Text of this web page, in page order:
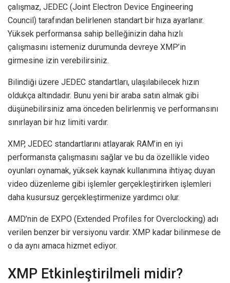
çalışmaz, JEDEC (Joint Electron Device Engineering
Council) tarafından belirlenen standart bir hıza ayarlanır.
Yüksek performansa sahip belleğinizin daha hızlı
çalışmasını istemeniz durumunda devreye XMP’in
girmesine izin verebilirsiniz.
Bilindiği üzere JEDEC standartları, ulaşılabilecek hızın
oldukça altındadır. Bunu yeni bir araba satın almak gibi
düşünebilirsiniz ama önceden belirlenmiş ve performansını
sınırlayan bir hız limiti vardır.
XMP, JEDEC standartlarını atlayarak RAM’in en iyi
performansta çalışmasını sağlar ve bu da özellikle video
oyunları oynamak, yüksek kaynak kullanımına ihtiyaç duyan
video düzenleme gibi işlemler gerçekleştirirken işlemleri
daha kusursuz gerçekleştirmenize yardımcı olur.
AMD’nin de EXPO (Extended Profiles for Overclocking) adı
verilen benzer bir versiyonu vardır. XMP kadar bilinmese de
o da aynı amaca hizmet ediyor.
XMP Etkinleştirilmeli midir?